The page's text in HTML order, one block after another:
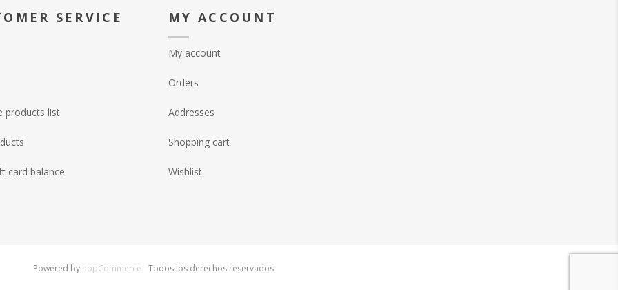
SERVICE
products list
card balance
MY ACCOUNT
My account
Orders
Addresses
Shopping cart
Wishlist
Powered by nopCommerce Todos los derechos reservados.